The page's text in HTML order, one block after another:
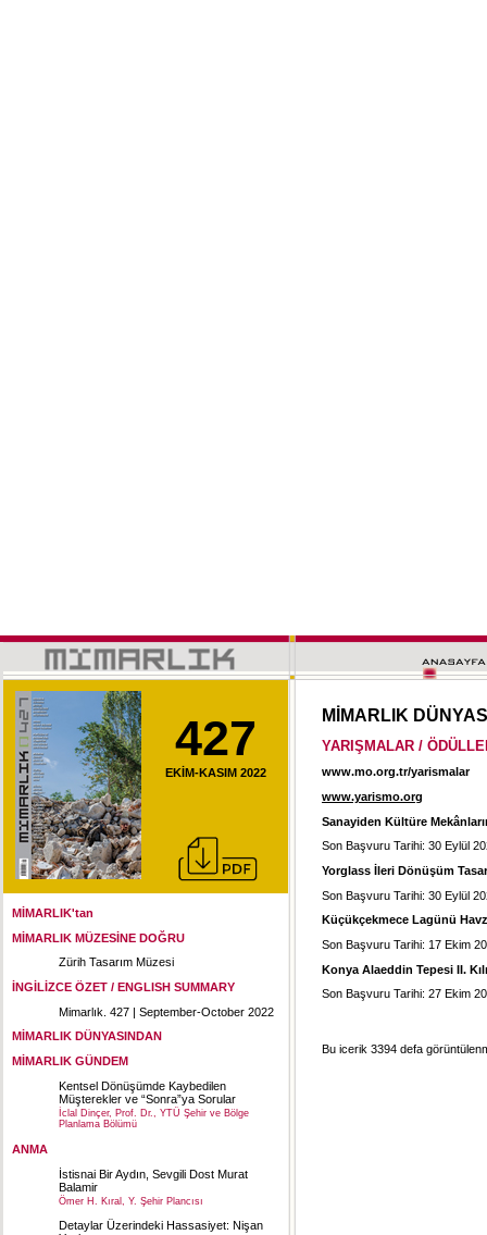
427
EKİM-KASIM 2022
MİMARLIK'tan
MİMARLIK MÜZESİNE DOĞRU
Zürih Tasarım Müzesi
İNGİLİZCE ÖZET / ENGLISH SUMMARY
Mimarlık. 427 | September-October 2022
MİMARLIK DÜNYASINDAN
MİMARLIK GÜNDEM
Kentsel Dönüşümde Kaybedilen
Müşterekler ve “Sonra”ya Sorular
İclal Dinçer, Prof. Dr., YTÜ Şehir ve Bölge
Planlama Bölümü
ANMA
İstisnai Bir Aydın, Sevgili Dost Murat
Balamir
Ömer H. Kıral, Y. Şehir Plancısı
Detaylar Üzerindeki Hassasiyet: Nişan
MİMARLIK
YARIŞMALAR /
www.mo.org.tr/yarismalar
www.yarismo.org
Sanayiden Kültüre
Son Başvuru Tarihi: 30 Eylül
Yorglass İleri Dönüşüm
Son Başvuru Tarihi: 30 Eylül
Küçükçekmece Lagünü
Son Başvuru Tarihi: 17 Ekim
Konya Alaeddin Tepesi II.
Son Başvuru Tarihi: 27 Ekim
Bu icerik 3394 defa